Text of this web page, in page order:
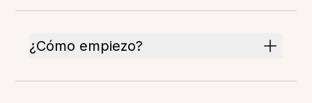
¿Cómo empiezo?